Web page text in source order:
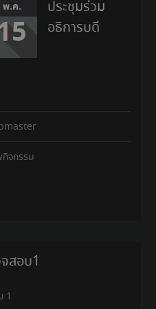
พ.ค.
ประชุมร่วม
อธิการบดี
จกรรม
สอบ1
1